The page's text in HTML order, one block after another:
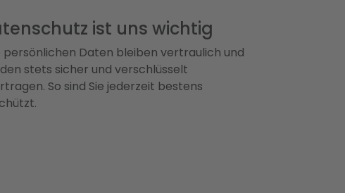
ist uns wichtig
persönlichen Daten bleiben vertraulich und
stets sicher und verschlüsselt
So sind Sie jederzeit bestens